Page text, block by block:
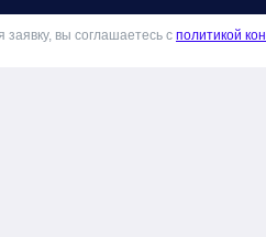
заявку, вы соглашаетесь с политикой